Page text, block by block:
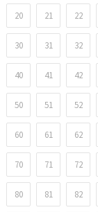
20 21 22
30 31 32
40 41 42
50 51 52
60 61 62
70 71 72
80 81 82